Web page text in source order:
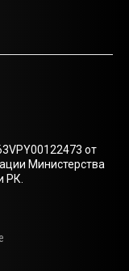
от
Министерства
РК.